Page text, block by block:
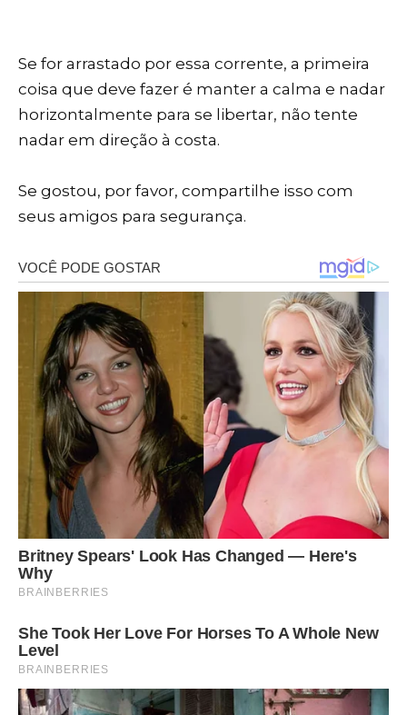
Se for arrastado por essa corrente, a primeira
coisa que deve fazer é manter a calma e nadar
horizontalmente para se libertar, não tente
nadar em direção à costa.
Se gostou, por favor, compartilhe isso com
seus amigos para segurança.